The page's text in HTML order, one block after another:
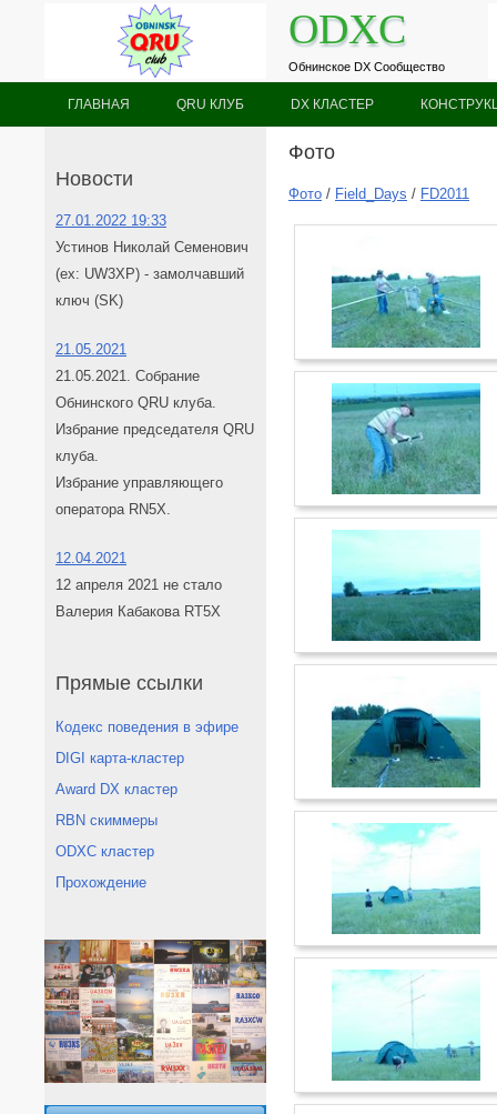
ODXC
Oбнинское DX Сообщество
ГЛАВНАЯ QRU КЛУБ DX КЛАСТЕР
Новости
27.01.2022 19:33
Устинов Николай Семенович
(ex: UW3XP) - замолчавший
ключ (SK)
21.05.2021
21.05.2021. Собрание
Обнинского QRU клуба.
Избрание председателя QRU
клуба.
Избрание управляющего
оператора RN5X.
12.04.2021
12 апреля 2021 не стало
Валерия Кабакова RT5X
Прямые ссылки
Кодекс поведения в эфире
DIGI карта-кластер
Award DX кластер
RBN скиммеры
ODXC кластер
Прохождение
Фото
Фото / Field_Days / FD2011